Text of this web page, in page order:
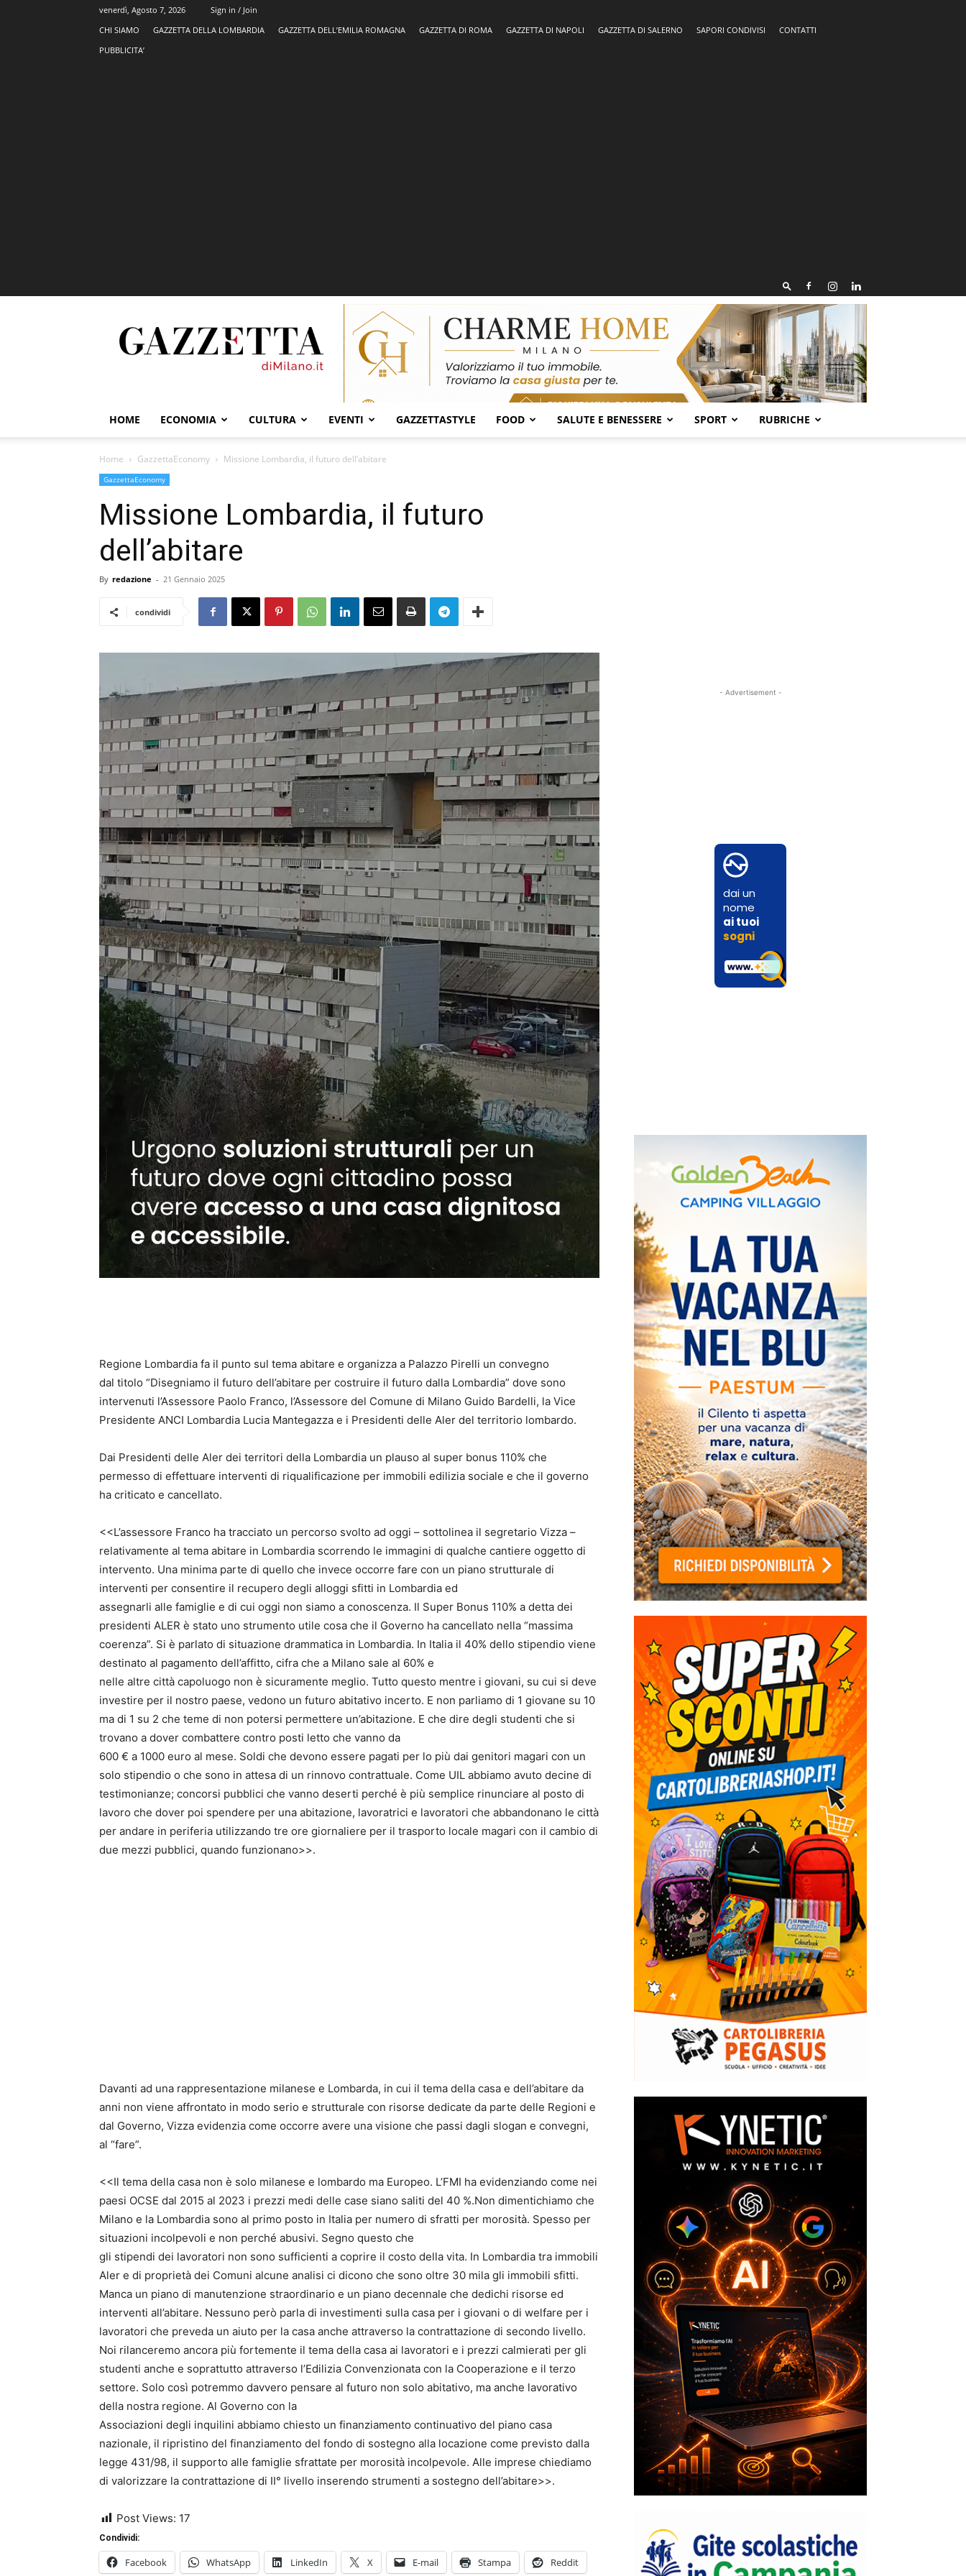
venerdì, Agosto 7, 2026
Sign in / Join
CHI SIAMO
GAZZETTA DELLA LOMBARDIA GAZZETTA DELL’EMILIA ROMAGNA GAZZETTA DI ROMA GAZZETTA DI NAPOLI GAZZETTA DI SALERNO SAPORI CONDIVISI
CONTATTI
PUBBLICITA’
HOME ECONOMIA CULTURA EVENTI GAZZETTASTYLE FOOD SALUTE E BENESSERE SPORT RUBRICHE
Home GazzettaEconomy Missione Lombardia, il futuro dell’abitare
GazzettaEconomy
Missione Lombardia, il futuro
dell’abitare
By redazione - 21 Gennaio 2025
condividi
Regione Lombardia fa il punto sul tema abitare e organizza a Palazzo Pirelli un convegno
dal titolo “Disegniamo il futuro dell’abitare per costruire il futuro dalla Lombardia” dove sono
intervenuti l’Assessore Paolo Franco, l’Assessore del Comune di Milano Guido Bardelli, la Vice
Presidente ANCI Lombardia Lucia Mantegazza e i Presidenti delle Aler del territorio lombardo.
Dai Presidenti delle Aler dei territori della Lombardia un plauso al super bonus 110% che
permesso di effettuare interventi di riqualificazione per immobili edilizia sociale e che il governo
ha criticato e cancellato.
<<L’assessore Franco ha tracciato un percorso svolto ad oggi – sottolinea il segretario Vizza –
relativamente al tema abitare in Lombardia scorrendo le immagini di qualche cantiere oggetto di
intervento. Una minima parte di quello che invece occorre fare con un piano strutturale di
interventi per consentire il recupero degli alloggi sfitti in Lombardia ed
assegnarli alle famiglie e di cui oggi non siamo a conoscenza. Il Super Bonus 110% a detta dei
presidenti ALER è stato uno strumento utile cosa che il Governo ha cancellato nella “massima
coerenza”. Si è parlato di situazione drammatica in Lombardia. In Italia il 40% dello stipendio viene
destinato al pagamento dell’affitto, cifra che a Milano sale al 60% e
nelle altre città capoluogo non è sicuramente meglio. Tutto questo mentre i giovani, su cui si deve
investire per il nostro paese, vedono un futuro abitativo incerto. E non parliamo di 1 giovane su 10
ma di 1 su 2 che teme di non potersi permettere un’abitazione. E che dire degli studenti che si
trovano a dover combattere contro posti letto che vanno da
600 € a 1000 euro al mese. Soldi che devono essere pagati per lo più dai genitori magari con un
solo stipendio o che sono in attesa di un rinnovo contrattuale. Come UIL abbiamo avuto decine di
testimonianze; concorsi pubblici che vanno deserti perché è più semplice rinunciare al posto di
lavoro che dover poi spendere per una abitazione, lavoratrici e lavoratori che abbandonano le città
per andare in periferia utilizzando tre ore giornaliere per il trasporto locale magari con il cambio di
due mezzi pubblici, quando funzionano>>.
Davanti ad una rappresentazione milanese e Lombarda, in cui il tema della casa e dell’abitare da
anni non viene affrontato in modo serio e strutturale con risorse dedicate da parte delle Regioni e
dal Governo, Vizza evidenzia come occorre avere una visione che passi dagli slogan e convegni,
al “fare”.
<<Il tema della casa non è solo milanese e lombardo ma Europeo. L’FMI ha evidenziando come nei
paesi OCSE dal 2015 al 2023 i prezzi medi delle case siano saliti del 40 %.Non dimentichiamo che
Milano e la Lombardia sono al primo posto in Italia per numero di sfratti per morosità. Spesso per
situazioni incolpevoli e non perché abusivi. Segno questo che
gli stipendi dei lavoratori non sono sufficienti a coprire il costo della vita. In Lombardia tra immobili
Aler e di proprietà dei Comuni alcune analisi ci dicono che sono oltre 30 mila gli immobili sfitti.
Manca un piano di manutenzione straordinario e un piano decennale che dedichi risorse ed
interventi all’abitare. Nessuno però parla di investimenti sulla casa per i giovani o di welfare per i
lavoratori che preveda un aiuto per la casa anche attraverso la contrattazione di secondo livello.
Noi rilanceremo ancora più fortemente il tema della casa ai lavoratori e i prezzi calmierati per gli
studenti anche e soprattutto attraverso l’Edilizia Convenzionata con la Cooperazione e il terzo
settore. Solo così potremmo davvero pensare al futuro non solo abitativo, ma anche lavorativo
della nostra regione. Al Governo con la
Associazioni degli inquilini abbiamo chiesto un finanziamento continuativo del piano casa
nazionale, il ripristino del finanziamento del fondo di sostegno alla locazione come previsto dalla
legge 431/98, il supporto alle famiglie sfrattate per morosità incolpevole. Alle imprese chiediamo
di valorizzare la contrattazione di II° livello inserendo strumenti a sostegno dell’abitare>>.
Post Views: 17
Condividi:
Facebook WhatsApp LinkedIn X E-mail Stampa Reddit
- Advertisement -